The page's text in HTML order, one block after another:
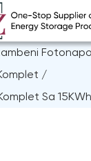
/
Sa